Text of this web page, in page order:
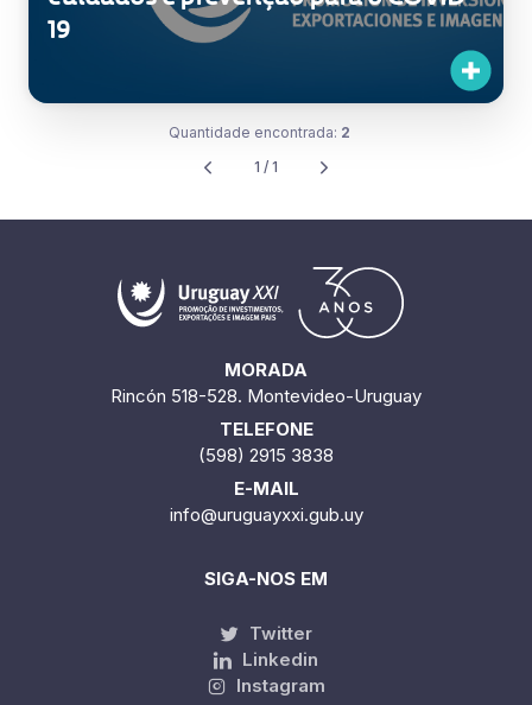
19
Quantidade encontrada: 2
1 / 1
MORADA
Rincón 518-528. Montevideo-Uruguay
TELEFONE
(598) 2915 3838
E-MAIL
info@uruguayxxi.gub.uy
SIGA-NOS EM
Twitter
Linkedin
Instagram